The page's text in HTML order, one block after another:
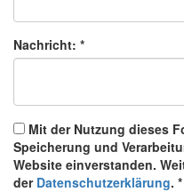
Nachricht: *
Mit der Nutzung dieses
Speicherung und
Website einverstanden.
der Datenschutzerklärung. *